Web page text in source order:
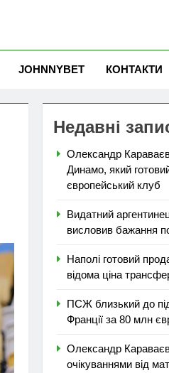
JOHNNYBET КОНТАКТИ
Недавні
Олександр
Динамо, який
європейський клуб
Видатний
висловив бажання
Наполі готовий
відома ціна
ПСЖ близький до
Франції за 80 млн
Олександр
очікуваннями від